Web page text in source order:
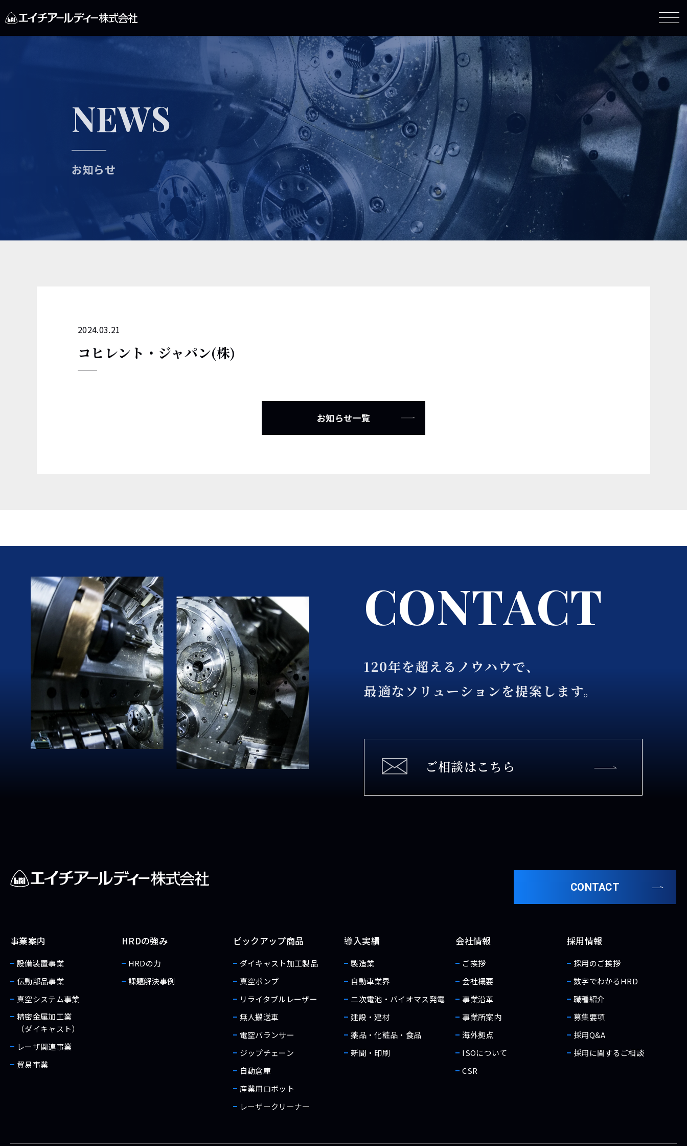
NEWS
お知らせ
2024.03.21
コヒレント・ジャパン(株)
お知らせ一覧
CONTACT
120年を超えるノウハウで、
最適なソリューションを提案します。
ご相談はこちら
CONTACT
事業案内
設備装置事業
伝動部品事業
真空システム事業
精密金属加工業
（ダイキャスト）
レーザ関連事業
貿易事業
HRDの強み
HRDの力
課題解決事例
ピックアップ商品
ダイキャスト加工製品
真空ポンプ
リライタブルレーザー
無人搬送車
電空バランサー
ジップチェーン
自動倉庫
産業用ロボット
レーザークリーナー
導入実績
製造業
自動車業界
二次電池・バイオマス発電
建設・建材
薬品・化粧品・食品
新聞・印刷
会社情報
ご挨拶
会社概要
事業沿革
事業所案内
海外拠点
ISOについて
CSR
採用情報
採用のご挨拶
数字でわかるHRD
職種紹介
募集要項
採用Q&A
採用に関するご相談